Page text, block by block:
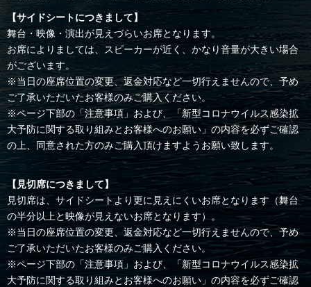
【サイドシートにつきまして】
舞台・映像・演出が見えづらいお席となります。
お席によりましては、スピーカーが近く、かなり音量が大きい場合
がございます。
※当日の座席位置の変更、返金対応など一切行えませんので、予め
ご了承いただいたお客様のみご購入ください。
※ページ下部の「注意事項」および、「新型コロナウイルス感染拡
大予防に関する取り組みとお客様へのお願い」の内容を必ずご確認
の上、同意された方のみご購入頂けますようお願い致します。
【見切席につきまして】
見切席は、サイドシートより更に見えにくいお席となります（舞台
の半分以上と映像が見えないお席となります）。
※当日の座席位置の変更、返金対応など一切行えませんので、予め
ご了承いただいたお客様のみご購入ください。
※ページ下部の「注意事項」および、「新型コロナウイルス感染拡
大予防に関する取り組みとお客様へのお願い」の内容を必ずご確認